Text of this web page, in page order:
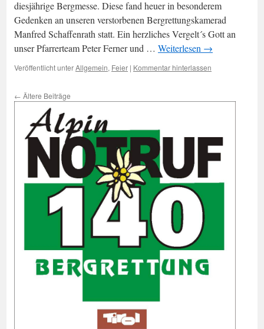
diesjährige Bergmesse. Diese fand heuer in besonderem
Gedenken an unseren verstorbenen Bergrettungskamerad
Manfred Schaffenrath statt. Ein herzliches Vergelt´s Gott an
unser Pfarrerteam Peter Ferner und … Weiterlesen →
Veröffentlicht unterAllgemein, Feier | Kommentar hinterlassen
← Ältere Beiträge